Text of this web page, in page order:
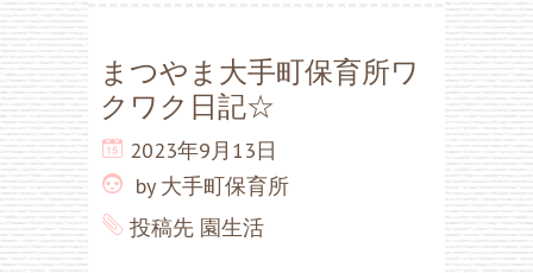
まつやま大手町保育所ワ
クワク日記☆
2023年9月13日
by 大手町保育所
投稿先 園生活